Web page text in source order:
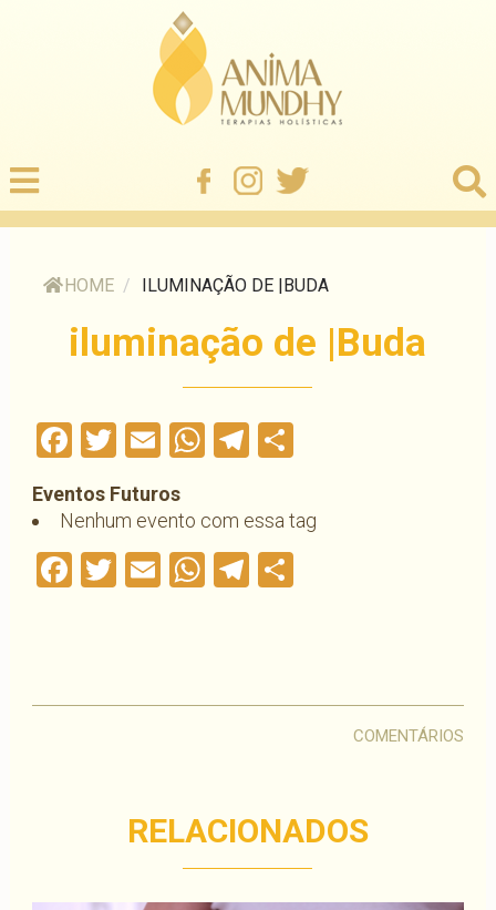
HOME / ILUMINAÇÃO DE |BUDA
iluminação de |Buda
Facebook
Twitter
EmailWhatsApp
Telegram
Eventos Futuros
Nenhum evento com essa tag
Facebook
Twitter
EmailWhatsApp
Telegram
COMENTÁRIOS
RELACIONADOS